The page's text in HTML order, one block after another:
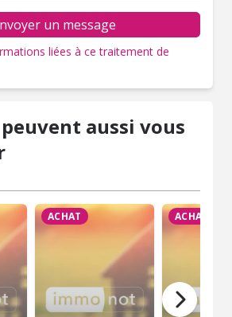
un message
liées à ce traitement de
aussi vous
ACHAT ACHAT